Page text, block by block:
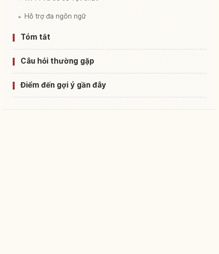
Hỗ trợ đa ngôn ngữ
Tóm tắt
Câu hỏi thường gặp
Điểm đến gợi ý gần đây